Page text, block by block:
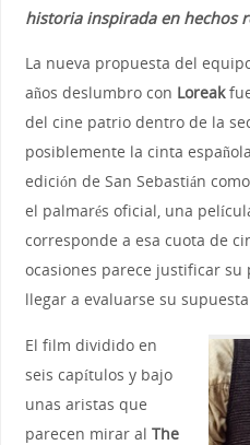
historia inspirada en hechos
La nueva propuesta del
años deslumbro con Loreak
del cine patrio dentro de la
posiblemente la cinta
edición de San Sebastián
el palmarés oficial, una
corresponde a esa cuota de
ocasiones parece justificar su
llegar a evaluarse su
El film dividido en
seis capítulos y bajo
unas aristas que
parecen mirar al The